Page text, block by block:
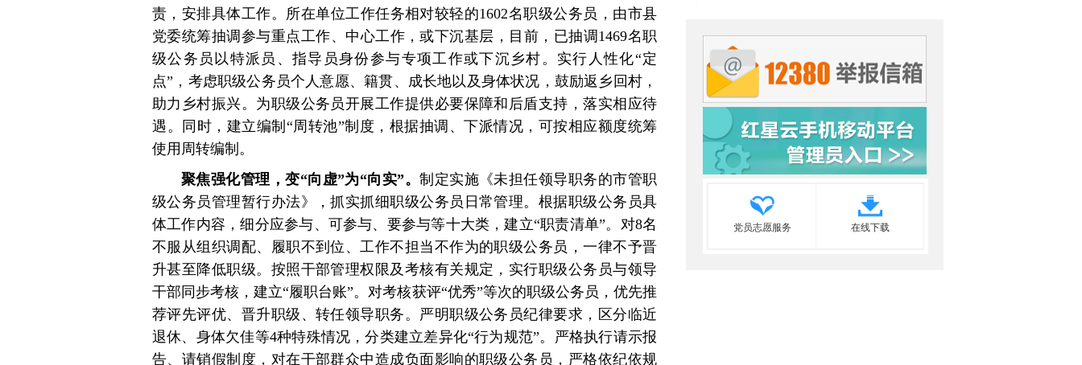
责，安排具体工作。所在单位工作任务相对较轻的1602名职级公务员，由市县
党委统筹抽调参与重点工作、中心工作，或下沉基层，目前，已抽调1469名职
级公务员以特派员、指导员身份参与专项工作或下沉乡村。实行人性化“定
点”，考虑职级公务员个人意愿、籍贯、成长地以及身体状况，鼓励返乡回村，
助力乡村振兴。为职级公务员开展工作提供必要保障和后盾支持，落实相应待
遇。同时，建立编制“周转池”制度，根据抽调、下派情况，可按相应额度统筹
使用周转编制。
聚焦强化管理，变“向虚”为“向实”。制定实施《未担任领导职务的市管职
级公务员管理暂行办法》，抓实抓细职级公务员日常管理。根据职级公务员具
体工作内容，细分应参与、可参与、要参与等十大类，建立“职责清单”。对8名
不服从组织调配、履职不到位、工作不担当不作为的职级公务员，一律不予晋
升甚至降低职级。按照干部管理权限及考核有关规定，实行职级公务员与领导
干部同步考核，建立“履职台账”。对考核获评“优秀”等次的职级公务员，优先推
荐评先评优、晋升职级、转任领导职务。严明职级公务员纪律要求，区分临近
退休、身体欠佳等4种特殊情况，分类建立差异化“行为规范”。严格执行请示报
告、请销假制度，对在干部群众中造成负面影响的职级公务员，严格依纪依规
党员志愿服务 在线下载